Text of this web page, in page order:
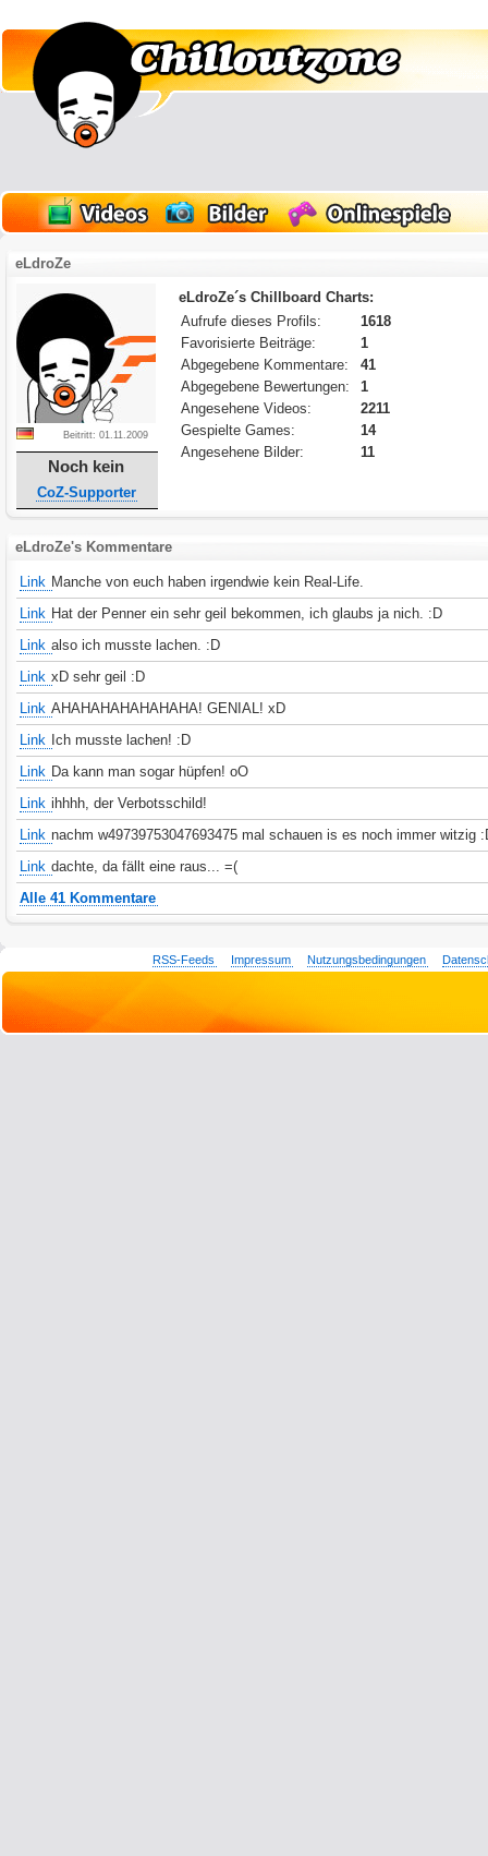
eLdroZe
Beitritt: 01.11.2009
Noch kein
CoZ-Supporter
eLdroZe´s Chillboard Charts:
Aufrufe dieses Profils:
1618
Favorisierte Beiträge:
1
Abgegebene Kommentare:
41
Abgegebene Bewertungen:
1
Angesehene Videos:
2211
Gespielte Games:
14
Angesehene Bilder:
11
eLdroZe's Kommentare
Link Manche von euch haben irgendwie kein Real-Life.
Link Hat der Penner ein sehr geil bekommen, ich glaubs ja nich. :D
Link also ich musste lachen. :D
Link xD sehr geil :D
Link AHAHAHAHAHAHAHA! GENIAL! xD
Link Ich musste lachen! :D
Link Da kann man sogar hüpfen! oO
Link ihhhh, der Verbotsschild!
Link nachm w49739753047693475 mal schauen is es noch immer witzig
Link dachte, da fällt eine raus... =(
Alle 41 Kommentare
RSS-Feeds Impressum Nutzungsbedingungen